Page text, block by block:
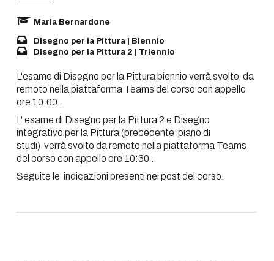
Maria Bernardone
Disegno per la Pittura | Biennio
Disegno per la Pittura 2 | Triennio
L'esame di Disegno per la Pittura biennio verrà svolto da
remoto nella piattaforma Teams del corso con appello
ore 10:00 .
L' esame di Disegno per la Pittura 2 e Disegno
integrativo per la Pittura (precedente piano di
studi) verrà svolto da remoto nella piattaforma Teams
del corso con appello ore 10:30 .
Seguite le indicazioni presenti nei post del corso.